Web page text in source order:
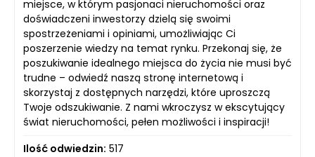
miejsce, w którym pasjonaci nieruchomości oraz
doświadczeni inwestorzy dzielą się swoimi
spostrzeżeniami i opiniami, umożliwiając Ci
poszerzenie wiedzy na temat rynku. Przekonaj się, że
poszukiwanie idealnego miejsca do życia nie musi być
trudne – odwiedź naszą stronę internetową i
skorzystaj z dostępnych narzędzi, które uproszczą
Twoje odszukiwanie. Z nami wkroczysz w ekscytujący
świat nieruchomości, pełen możliwości i inspiracji!
Ilość odwiedzin: 517